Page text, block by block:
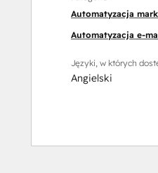
Automatyzacja
Automatyzacja e-
Języki, w których
Angielski